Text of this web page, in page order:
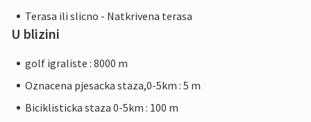
Terasa ili slicno - Natkrivena terasa
U blizini
golf igraliste : 8000 m
Oznacena pjesacka staza,0-5km : 5 m
Biciklisticka staza 0-5km : 100 m